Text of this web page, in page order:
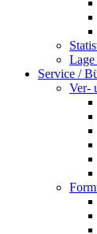
Lage
Service /
Ver-